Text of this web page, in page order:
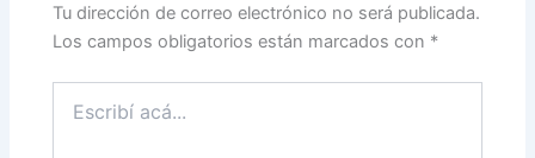
Tu dirección de correo electrónico no será publicada.
Los campos obligatorios están marcados con *
acá...